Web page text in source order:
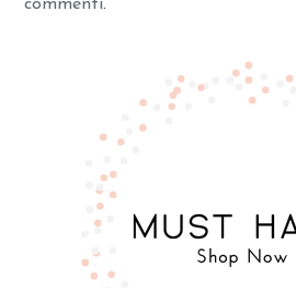
commenti.